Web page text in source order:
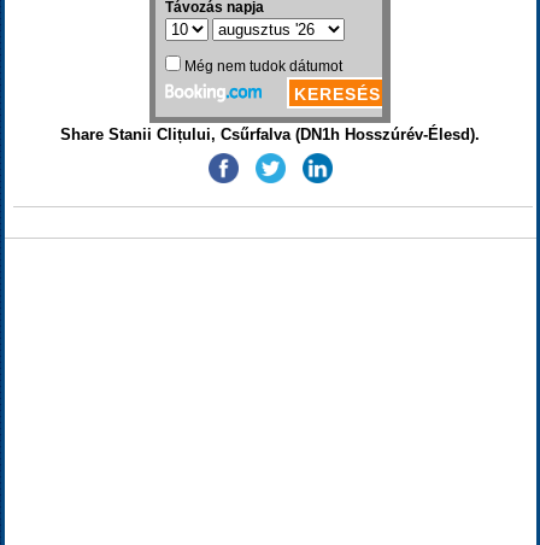
Share Stanii Clițului, Csűrfalva (DN1h Hosszúrév-Élesd).